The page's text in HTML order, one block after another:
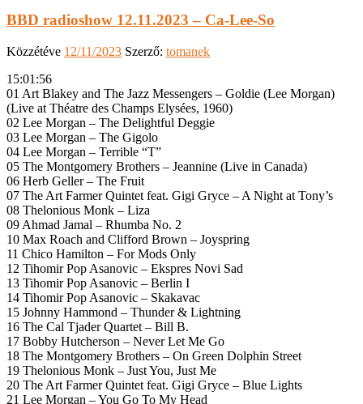
BBD radioshow 12.11.2023 – Ca-Lee-So
Közzétéve 12/11/2023 Szerző: tomanek
15:01:56
01 Art Blakey and The Jazz Messengers – Goldie (Lee Morgan)
(Live at Théatre des Champs Elysées, 1960)
02 Lee Morgan – The Delightful Deggie
03 Lee Morgan – The Gigolo
04 Lee Morgan – Terrible “T”
05 The Montgomery Brothers – Jeannine (Live in Canada)
06 Herb Geller – The Fruit
07 The Art Farmer Quintet feat. Gigi Gryce – A Night at Tony’s
08 Thelonious Monk – Liza
09 Ahmad Jamal – Rhumba No. 2
10 Max Roach and Clifford Brown – Joyspring
11 Chico Hamilton – For Mods Only
12 Tihomir Pop Asanovic – Ekspres Novi Sad
13 Tihomir Pop Asanovic – Berlin I
14 Tihomir Pop Asanovic – Skakavac
15 Johnny Hammond – Thunder & Lightning
16 The Cal Tjader Quartet – Bill B.
17 Bobby Hutcherson – Never Let Me Go
18 The Montgomery Brothers – On Green Dolphin Street
19 Thelonious Monk – Just You, Just Me
20 The Art Farmer Quintet feat. Gigi Gryce – Blue Lights
21 Lee Morgan – You Go To My Head